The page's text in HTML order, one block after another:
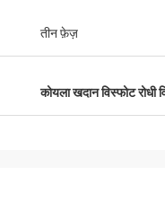
तीन फ़ेज़
कोयला खदान विस्फोट रोधी